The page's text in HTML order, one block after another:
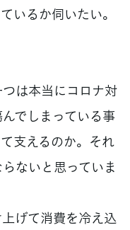
いるか伺いたい。
は本当にコロナ対
でしまっている事
支えるのか。それ
ないと思っていま
げて消費を冷え込